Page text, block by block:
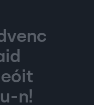
n!